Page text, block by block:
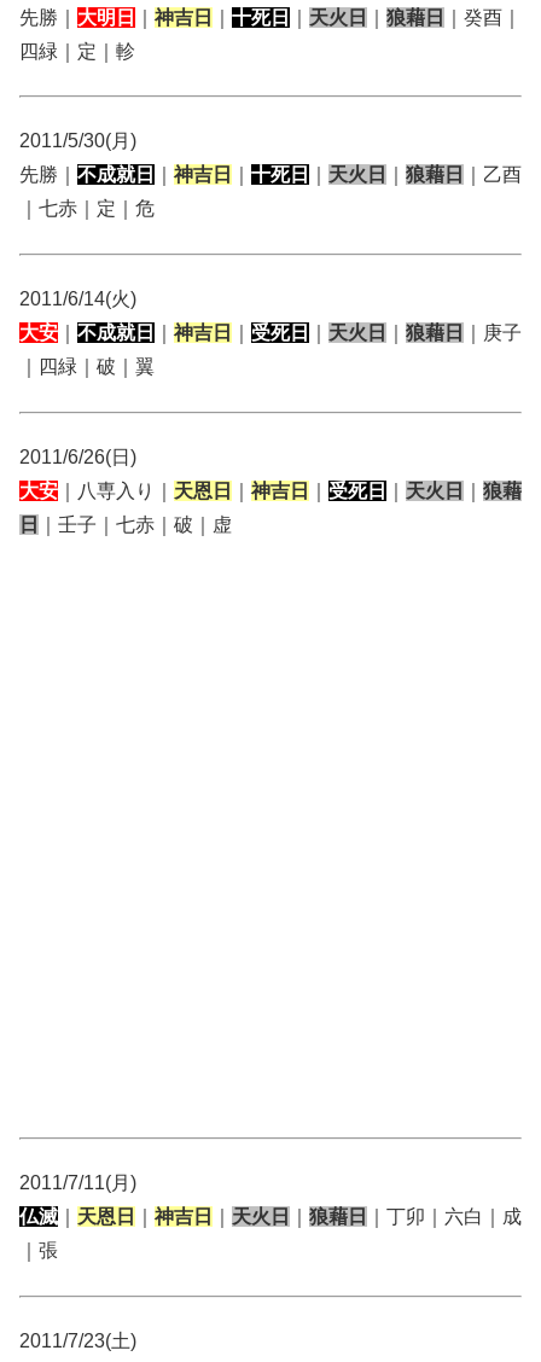
先勝｜ 大明日 神吉日 十死日 天火日 狼藉日
｜癸酉｜
四緑｜定｜軫
2011/5/30(月)
先勝｜ 不成就日 神吉日 十死日 天火日 狼藉日
｜乙酉
｜七赤｜定｜危
2011/6/14(火)
大安
不成就日 神吉日 受死日 天火日 狼藉日
｜庚子
｜四緑｜破｜翼
2011/6/26(日)
大安 ｜八専入り｜ 天恩日 神吉日 受死日 天火日
狼藉
日
｜壬子｜七赤｜破｜虚
2011/7/11(月)
仏滅
天恩日 神吉日 天火日 狼藉日
｜丁卯｜六白｜成
｜張
2011/7/23(土)